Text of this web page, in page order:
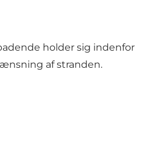
holder sig indenfor
af stranden.